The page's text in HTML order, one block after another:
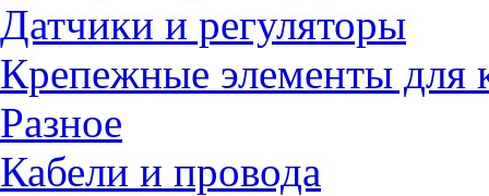
Датчики и регуляторы
Крепежные элементы для
Разное
Кабели и провода